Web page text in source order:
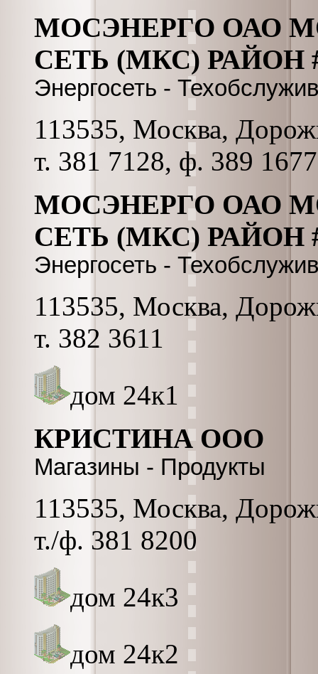
МОСЭНЕРГО ОАО
СЕТЬ (МКС) РАЙОН
Энергосеть -
113535, Москва,
т. 381 7128, ф. 389 1677
МОСЭНЕРГО ОАО
СЕТЬ (МКС) РАЙОН
Энергосеть -
113535, Москва,
т. 382 3611
дом 24к1
КРИСТИНА ООО
Магазины - Продукты
113535, Москва,
т./ф. 381 8200
дом 24к3
дом 24к2